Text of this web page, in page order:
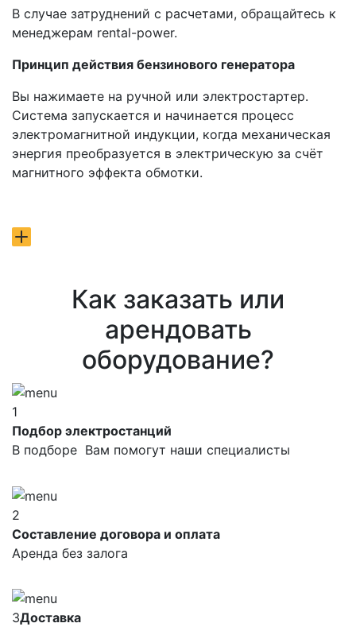
В случае затруднений с расчетами, обращайтесь к
менеджерам rental-power.
Принцип действия бензинового генератора
Вы нажимаете на ручной или электростартер.
Система запускается и начинается процесс
электромагнитной индукции, когда механическая
энергия преобразуется в электрическую за счёт
магнитного эффекта обмотки.
Как заказать или
арендовать
оборудование?
1
Подбор электростанций
В подборе Вам помогут наши специалисты
2
Составление договора и оплата
Аренда без залога
3Доставка